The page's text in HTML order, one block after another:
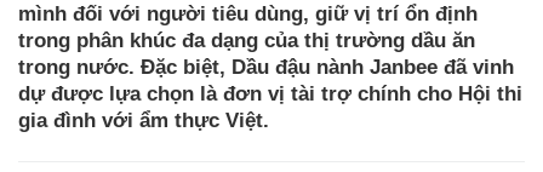
mình đối với người tiêu dùng, giữ vị trí ổn định
trong phân khúc đa dạng của thị trường dầu ăn
trong nước. Đặc biệt, Dầu đậu nành Janbee đã vinh
dự được lựa chọn là đơn vị tài trợ chính cho Hội thi
gia đình với ẩm thực Việt.